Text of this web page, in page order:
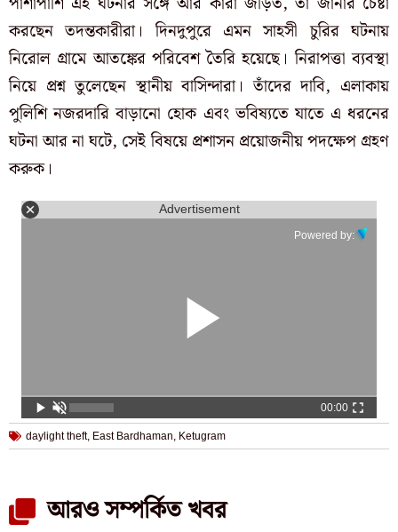
করছেন তদন্তকারীরা। দিনদুপুরে এমন সাহসী চুরির ঘটনায়
নিরোল গ্রামে আতঙ্কের পরিবেশ তৈরি হয়েছে। নিরাপত্তা ব্যবস্থা
নিয়ে প্রশ্ন তুলেছেন স্থানীয় বাসিন্দারা। তাঁদের দাবি, এলাকায়
পুলিশি নজরদারি বাড়ানো হোক এবং ভবিষ্যতে যাতে এ ধরনের
ঘটনা আর না ঘটে, সেই বিষয়ে প্রশাসন প্রয়োজনীয় পদক্ষেপ গ্রহণ
করুক।
Advertisement
Powered by:
00:00
daylight theft, East Bardhaman, Ketugram
আরও সম্পর্কিত খবর